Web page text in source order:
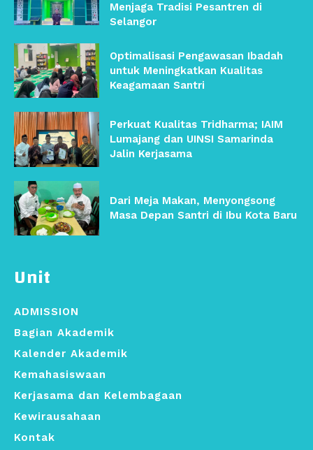
Unit
ADMISSION
Bagian Akademik
Kalender Akademik
Kemahasiswaan
Kerjasama dan Kelembagaan
Kewirausahaan
Kontak
Menjaga Tradisi Pesantren di
Selangor
Optimalisasi Pengawasan Ibadah
untuk Meningkatkan Kualitas
Keagamaan Santri
Perkuat Kualitas Tridharma; IAIM
Lumajang dan UINSI Samarinda
Jalin Kerjasama
Dari Meja Makan, Menyongsong
Masa Depan Santri di Ibu Kota Baru